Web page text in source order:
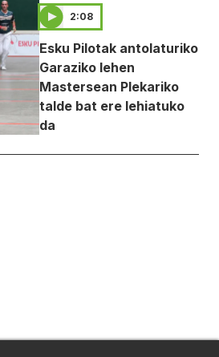
2:08
Esku Pilotak antolaturiko
Garaziko lehen
Mastersean Plekariko
talde bat ere lehiatuko
da